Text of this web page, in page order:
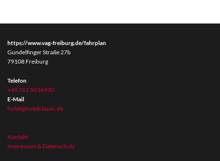
https://www.vag-freiburg.de/fahrplan
Gundelfinger Straße 27b
79108 Freiburg
Telefon
+49 761 5036930
E-Mail
hotel@hotelclassic.de
Kontakt
Impressum & Datenschutz